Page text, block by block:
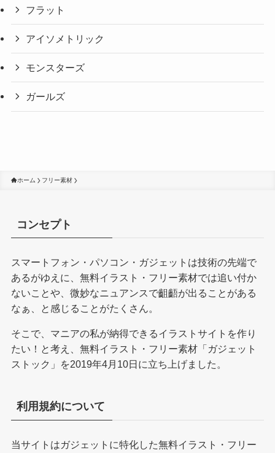
フラット
アイソメトリック
モンスターズ
ガールズ
ホーム フリー素材
コンセプト
スマートフォン・パソコン・ガジェットは技術の先端で
あるがゆえに、無料イラスト・フリー素材では追い付か
ないことや、微妙なニュアンスで齟齬が出ることがある
なぁ、と感じることがたくさん。
そこで、マニアの私が納得できるイラストサイトを作り
たい！と考え、無料イラスト・フリー素材「ガジェット
ストック」を2019年4月10日に立ち上げました。
利用規約について
当サイトはガジェットに特化した無料イラスト・フリー